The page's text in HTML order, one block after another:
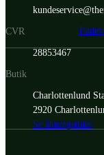
CVR
28853467
Butik
Charlottenlund
2920
Se åbningstider